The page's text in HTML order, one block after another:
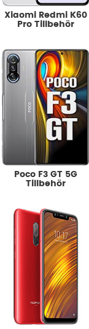
Xiaomi Redmi K60
Pro Tillbehör
Poco F3 GT 5G
Tillbehör